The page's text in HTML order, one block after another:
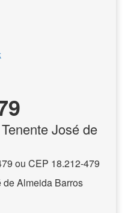
José de
ou CEP 18.212-479
de Almeida Barros